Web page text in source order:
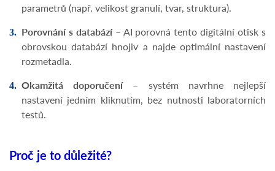
parametrů (např. velikost granulí, tvar, struktura).
Porovnání s databází– AI porovná tento digitální otisk s
obrovskou databází hnojiv a najde optimální nastavení
rozmetadla.
Okamžitá doporučení– systém navrhne nejlepší
nastavení jedním kliknutím, bez nutnosti laboratorních
testů.
Proč je to důležité?